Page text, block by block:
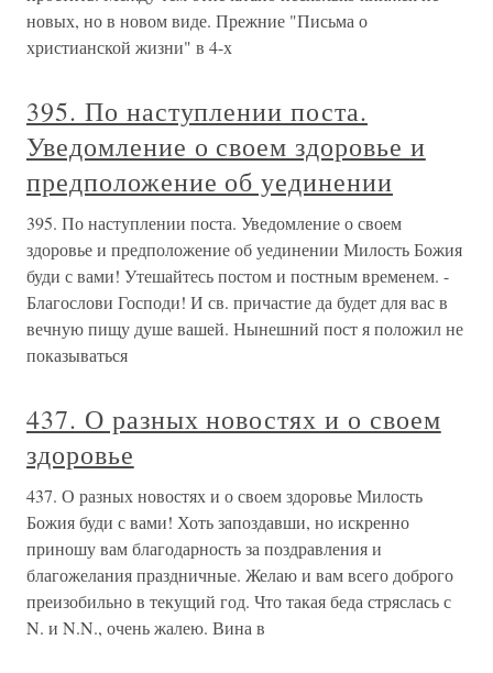
новых, но в новом виде. Прежние "Письма о
христианской жизни" в 4-х
395. По наступлении поста.
Уведомление о своем здоровье и
предположение об уединении
395. По наступлении поста. Уведомление о своем
здоровье и предположение об уединении Милость Божия
буди с вами! Утешайтесь постом и постным временем. -
Благослови Господи! И св. причастие да будет для вас в
вечную пищу душе вашей. Нынешний пост я положил не
показываться
437. О разных новостях и о своем
здоровье
437. О разных новостях и о своем здоровье Милость
Божия буди с вами! Хоть запоздавши, но искренно
приношу вам благодарность за поздравления и
благожелания праздничные. Желаю и вам всего доброго
преизобильно в текущий год. Что такая беда стряслась с
N. и N.N., очень жалею. Вина в